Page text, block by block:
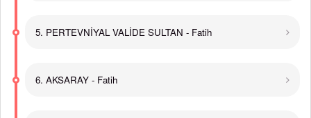
5. PERTEVNİYAL VALİDE SULTAN - Fatih
6. AKSARAY - Fatih